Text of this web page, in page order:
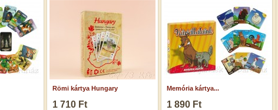
Römi kártya Hungary
1 710 Ft
Memória kártya...
1 890 Ft